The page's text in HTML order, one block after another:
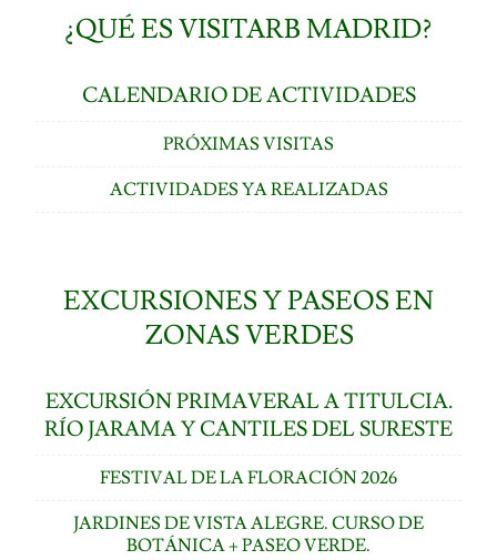
¿QUÉ ES VISITARB MADRID?
CALENDARIO DE ACTIVIDADES
PRÓXIMAS VISITAS
ACTIVIDADES YA REALIZADAS
EXCURSIONES Y PASEOS EN
ZONAS VERDES
EXCURSIÓN PRIMAVERAL A TITULCIA.
RÍO JARAMA Y CANTILES DEL SURESTE
FESTIVAL DE LA FLORACIÓN 2026
JARDINES DE VISTA ALEGRE. CURSO DE
BOTÁNICA + PASEO VERDE.